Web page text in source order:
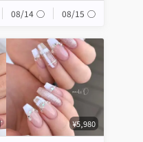
08/14 ◯ 08/15 ◯
¥5,980